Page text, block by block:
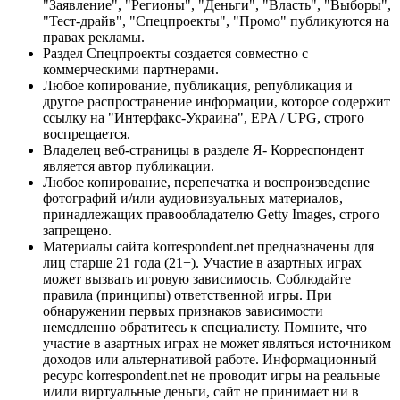
"Заявление", "Регионы", "Деньги", "Власть", "Выборы",
"Тест-драйв", "Спецпроекты", "Промо" публикуются на
правах рекламы.
Раздел Спецпроекты создается совместно с
коммерческими партнерами.
Любое копирование, публикация, републикация и
другое распространение информации, которое содержит
ссылку на "Интерфакс-Украина", EPA / UPG, строго
воспрещается.
Владелец веб-страницы в разделе Я- Корреспондент
является автор публикации.
Любое копирование, перепечатка и воспроизведение
фотографий и/или аудиовизуальных материалов,
принадлежащих правообладателю Getty Images, строго
запрещено.
Материалы сайта korrespondent.net предназначены для
лиц старше 21 года (21+). Участие в азартных играх
может вызвать игровую зависимость. Соблюдайте
правила (принципы) ответственной игры. При
обнаружении первых признаков зависимости
немедленно обратитесь к специалисту. Помните, что
участие в азартных играх не может являться источником
доходов или альтернативой работе. Информационный
ресурс korrespondent.net не проводит игры на реальные
и/или виртуальные деньги, сайт не принимает ни в